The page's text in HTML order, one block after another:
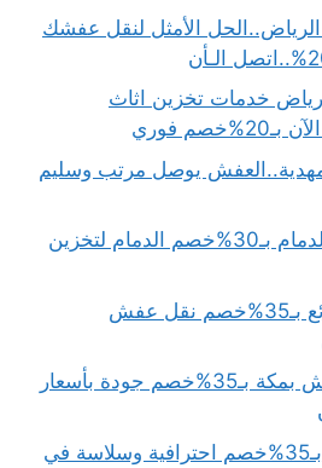
الأمثل لنقل عفشك
خدمات تخزين اثاث
يوصل مرتب وسليم
شركة تخزين عفش بالدمام بـ30%خصم الدمام لتخزين
نقل عفش مكة الشرائع بـ35%خصم نقل عفش
ارخص شركة نقل عفش بمكة بـ35%خصم جودة بأسعار
شركة نقل اثاث بمكة بـ35%خصم احترافية وسلاسة في